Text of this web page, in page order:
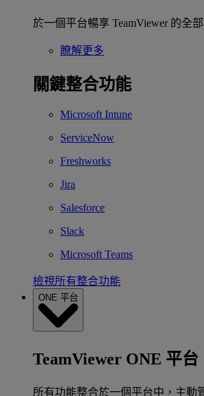
於一個平台暢享 TeamViewer 的全部
瞭解更多
關鍵整合功能
Microsoft Intune
ServiceNow
Freshworks
Jira
Salesforce
Slack
Microsoft Teams
檢視所有整合功能
ONE 平台
TeamViewer ONE 平台
所有功能整合於一個平台中，主動